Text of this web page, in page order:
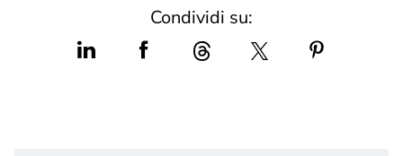
Condividi su: